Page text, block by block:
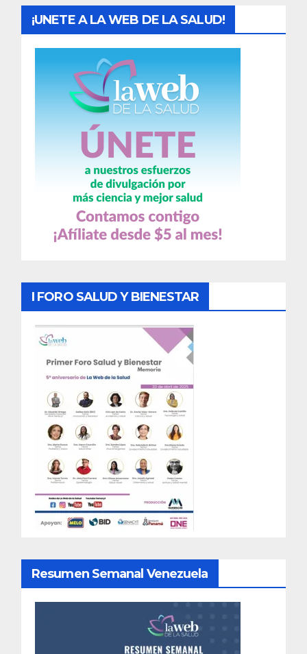
¡UNETE A LA WEB DE LA SALUD!
I FORO SALUD Y BIENESTAR
Resumen Semanal Venezuela